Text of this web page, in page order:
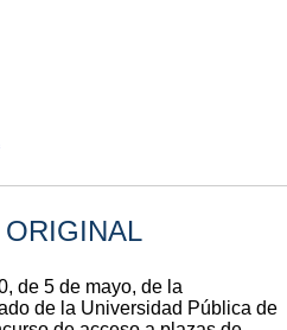
de 5 de mayo, de la
de la Universidad Pública de